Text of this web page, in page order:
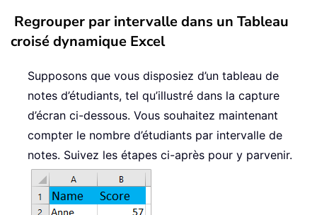
Regrouper par intervalle dans un Tableau
croisé dynamique Excel
Supposons que vous disposiez d’un tableau de
notes d’étudiants, tel qu’illustré dans la capture
d’écran ci-dessous. Vous souhaitez maintenant
compter le nombre d’étudiants par intervalle de
notes. Suivez les étapes ci-après pour y parvenir.